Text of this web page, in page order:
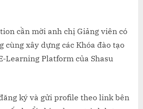
cần mời anh chị Giảng viên có
cùng xây dựng các Khóa đào tạo
Learning Platform của Shasu
ký và gửi profile theo link bên